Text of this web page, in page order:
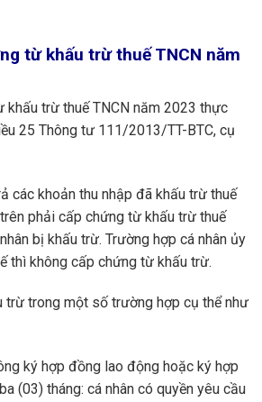
từ khấu trừ thuế TNCN năm
khấu trừ thuế TNCN năm 2023 thực
25 Thông tư 111/2013/TT-BTC, cụ
các khoản thu nhập đã khấu trừ thuế
phải cấp chứng từ khấu trừ thuế
bị khấu trừ. Trường hợp cá nhân ủy
thì không cấp chứng từ khấu trừ.
trừ trong một số trường hợp cụ thể như
ký hợp đồng lao động hoặc ký hợp
(03) tháng: cá nhân có quyền yêu cầu